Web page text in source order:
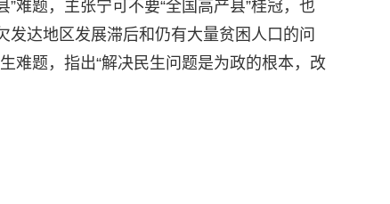
难题，主张宁可不要“全国高产县”桂冠，也
发达地区发展滞后和仍有大量贫困人口的问
难题，指出“解决民生问题是为政的根本，改